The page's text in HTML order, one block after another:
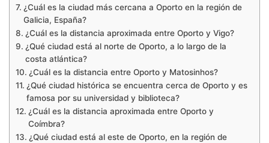
¿Cuál es la ciudad más cercana a Oporto en la región de
Galicia, España?
¿Cuál es la distancia aproximada entre Oporto y Vigo?
¿Qué ciudad está al norte de Oporto, a lo largo de la
costa atlántica?
¿Cuál es la distancia entre Oporto y Matosinhos?
¿Qué ciudad histórica se encuentra cerca de Oporto y es
famosa por su universidad y biblioteca?
¿Cuál es la distancia aproximada entre Oporto y
Coímbra?
¿Qué ciudad está al este de Oporto, en la región de